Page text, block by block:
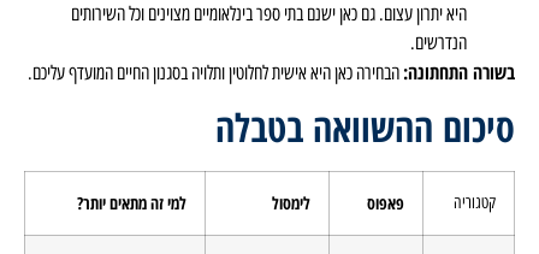
היא יתרון עצום. גם כאן ישנם בתי ספר בינלאומיים מצוינים וכל השירותים
הנדרשים.
בשורה התחתונה:הבחירה כאן היא אישית לחלוטין ותלויה בסגנון החיים המועדף עליכם.
סיכום ההשוואה בטבלה
קטגוריה פאפוס לימסול למי זה מתאים יותר?